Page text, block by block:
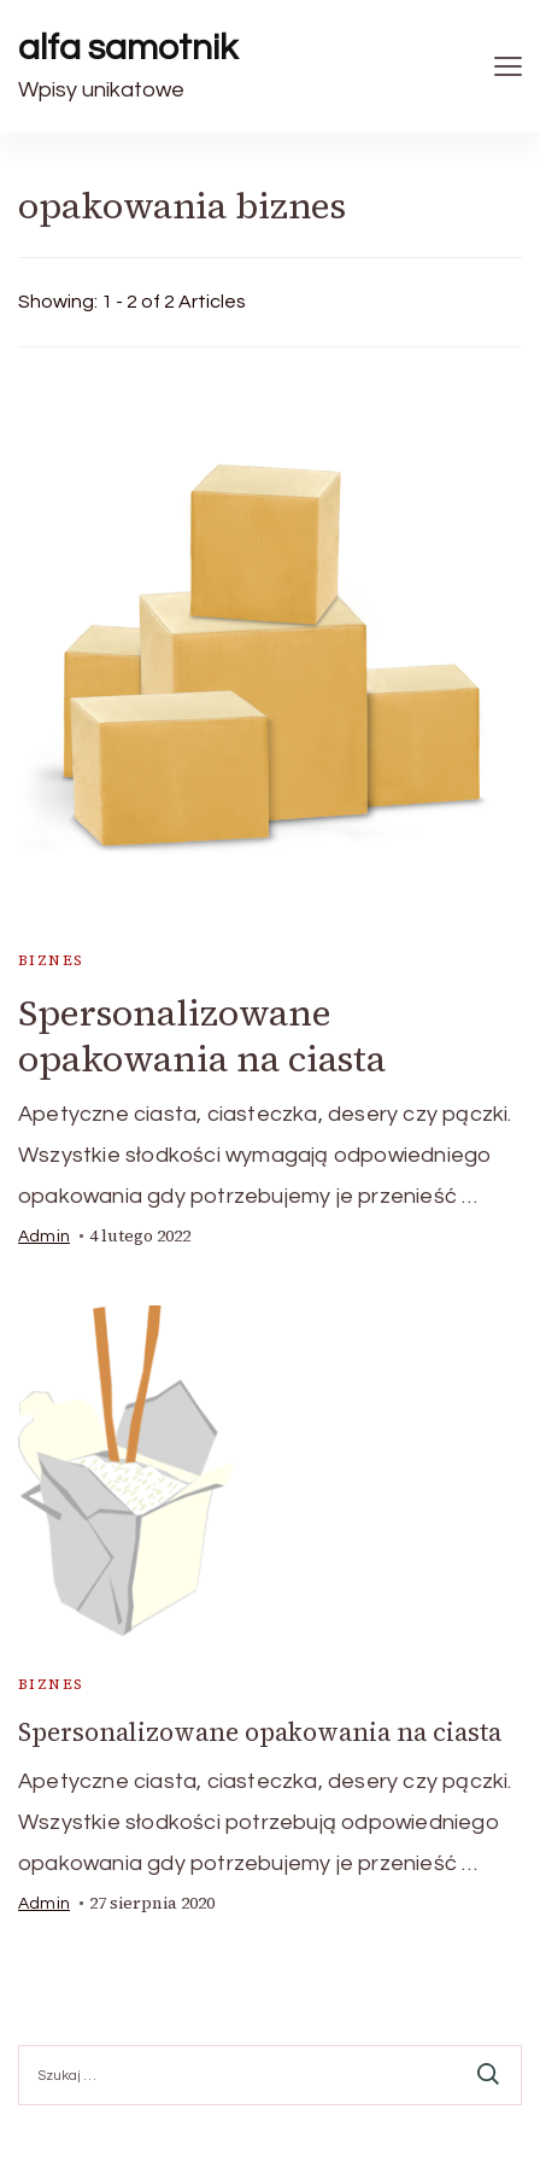
alfa samotnik
Wpisy unikatowe
opakowania biznes
Showing: 1 - 2 of 2 Articles
BIZNES
Spersonalizowane
opakowania na ciasta
Apetyczne ciasta, ciasteczka, desery czy pączki.
Wszystkie słodkości wymagają odpowiedniego
opakowania gdy potrzebujemy je przenieść …
Admin 4 lutego 2022
BIZNES
Spersonalizowane opakowania na ciasta
Apetyczne ciasta, ciasteczka, desery czy pączki.
Wszystkie słodkości potrzebują odpowiedniego
opakowania gdy potrzebujemy je przenieść …
Admin 27 sierpnia 2020